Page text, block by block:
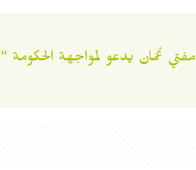
مفتي عُمان يدعو لمواجهة الحكومة